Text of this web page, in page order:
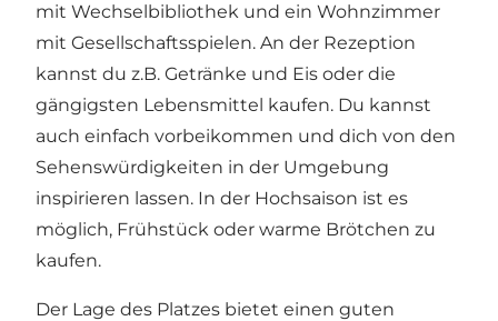
mit Wechselbibliothek und ein Wohnzimmer
mit Gesellschaftsspielen. An der Rezeption
kannst du z.B. Getränke und Eis oder die
gängigsten Lebensmittel kaufen. Du kannst
auch einfach vorbeikommen und dich von den
Sehenswürdigkeiten in der Umgebung
inspirieren lassen. In der Hochsaison ist es
möglich, Frühstück oder warme Brötchen zu
kaufen.
Der Lage des Platzes bietet einen guten